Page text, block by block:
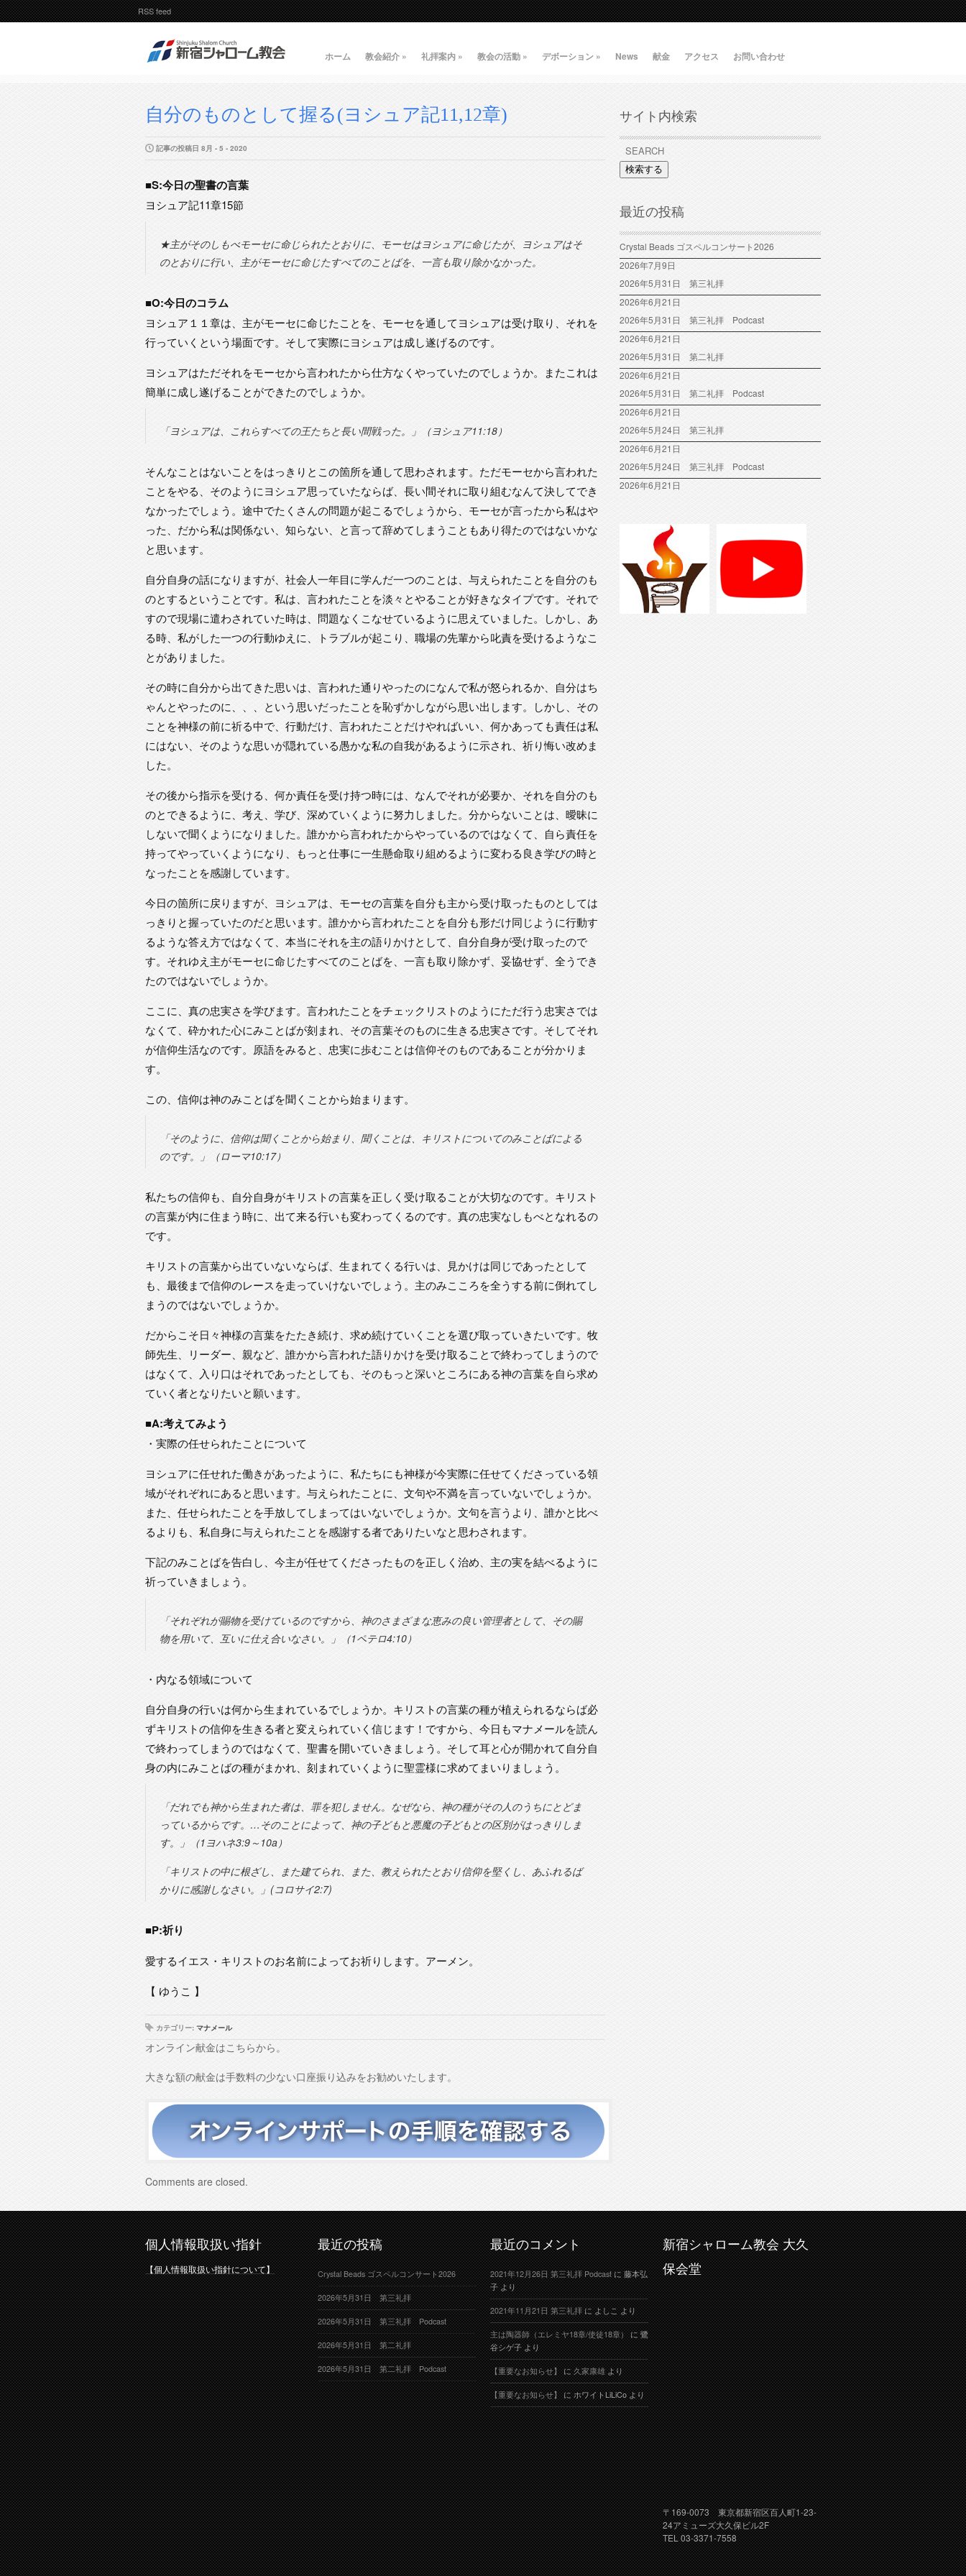
RSS feed
ホーム 教会紹介 » 礼拝案内 » 教会の活動 » デボーション » News 献金 アクセス お問い合わせ
自分のものとして握る(ヨシュア記11,12章)
記事の投稿日 8月 - 5 - 2020
■S:今日の聖書の言葉
ヨシュア記11章15節
★主がそのしもべモーセに命じられたとおりに、モーセはヨシュアに命じたが、ヨシュアはそ
のとおりに行い、主がモーセに命じたすべてのことばを、一言も取り除かなかった。
■O:今日のコラム
ヨシュア１１章は、主がモーセに命じたことを、モーセを通してヨシュアは受け取り、それを
行っていくという場面です。そして実際にヨシュアは成し遂げるのです。
ヨシュアはただそれをモーセから言われたから仕方なくやっていたのでしょうか。またこれは
簡単に成し遂げることができたのでしょうか。
「ヨシュアは、これらすべての王たちと長い間戦った。」（ヨシュア11:18）
そんなことはないことをはっきりとこの箇所を通して思わされます。ただモーセから言われた
ことをやる、そのようにヨシュア思っていたならば、長い間それに取り組むなんて決してでき
なかったでしょう。途中でたくさんの問題が起こるでしょうから、モーセが言ったから私はや
った、だから私は関係ない、知らない、と言って辞めてしまうこともあり得たのではないかな
と思います。
自分自身の話になりますが、社会人一年目に学んだ一つのことは、与えられたことを自分のも
のとするということです。私は、言われたことを淡々とやることが好きなタイプです。それで
すので現場に遣わされていた時は、問題なくこなせているように思えていました。しかし、あ
る時、私がした一つの行動ゆえに、トラブルが起こり、職場の先輩から叱責を受けるようなこ
とがありました。
その時に自分から出てきた思いは、言われた通りやったのになんで私が怒られるか、自分はち
ゃんとやったのに、、、という思いだったことを恥ずかしながら思い出します。しかし、その
ことを神様の前に祈る中で、行動だけ、言われたことだけやればいい、何かあっても責任は私
にはない、そのような思いが隠れている愚かな私の自我があるように示され、祈り悔い改めま
した。
その後から指示を受ける、何か責任を受け持つ時には、なんでそれが必要か、それを自分のも
のとできるように、考え、学び、深めていくように努力しました。分からないことは、曖昧に
しないで聞くようになりました。誰かから言われたからやっているのではなくて、自ら責任を
持ってやっていくようになり、もっと仕事に一生懸命取り組めるように変わる良き学びの時と
なったことを感謝しています。
今日の箇所に戻りますが、ヨシュアは、モーセの言葉を自分も主から受け取ったものとしては
っきりと握っていたのだと思います。誰かから言われたことを自分も形だけ同じように行動す
るような答え方ではなくて、本当にそれを主の語りかけとして、自分自身が受け取ったので
す。それゆえ主がモーセに命じたすべてのことばを、一言も取り除かず、妥協せず、全うでき
たのではないでしょうか。
ここに、真の忠実さを学びます。言われたことをチェックリストのようにただ行う忠実さでは
なくて、砕かれた心にみことばが刻まれ、その言葉そのものに生きる忠実さです。そしてそれ
が信仰生活なのです。原語をみると、忠実に歩むことは信仰そのものであることが分かりま
す。
この、信仰は神のみことばを聞くことから始まります。
「そのように、信仰は聞くことから始まり、聞くことは、キリストについてのみことばによる
のです。」（ローマ10:17）
私たちの信仰も、自分自身がキリストの言葉を正しく受け取ることが大切なのです。キリスト
の言葉が内に住まう時に、出て来る行いも変わってくるのです。真の忠実なしもべとなれるの
です。
キリストの言葉から出ていないならば、生まれてくる行いは、見かけは同じであったとして
も、最後まで信仰のレースを走っていけないでしょう。主のみこころを全うする前に倒れてし
まうのではないでしょうか。
だからこそ日々神様の言葉をたたき続け、求め続けていくことを選び取っていきたいです。牧
師先生、リーダー、親など、誰かから言われた語りかけを受け取ることで終わってしまうので
はなくて、入り口はそれであったとしても、そのもっと深いところにある神の言葉を自ら求め
ていく者となりたいと願います。
■A:考えてみよう
・実際の任せられたことについて
ヨシュアに任せれた働きがあったように、私たちにも神様が今実際に任せてくださっている領
域がそれぞれにあると思います。与えられたことに、文句や不満を言っていないでしょうか。
また、任せられたことを手放してしまってはいないでしょうか。文句を言うより、誰かと比べ
るよりも、私自身に与えられたことを感謝する者でありたいなと思わされます。
下記のみことばを告白し、今主が任せてくださったものを正しく治め、主の実を結べるように
祈っていきましょう。
「それぞれが賜物を受けているのですから、神のさまざまな恵みの良い管理者として、その賜
物を用いて、互いに仕え合いなさい。」（1ペテロ4:10）
・内なる領域について
自分自身の行いは何から生まれているでしょうか。キリストの言葉の種が植えられるならば必
ずキリストの信仰を生きる者と変えられていく信じます！ですから、今日もマナメールを読ん
で終わってしまうのではなくて、聖書を開いていきましょう。そして耳と心が開かれて自分自
身の内にみことばの種がまかれ、刻まれていくように聖霊様に求めてまいりましょう。
「だれでも神から生まれた者は、罪を犯しません。なぜなら、神の種がその人のうちにとどま
っているからです。…そのことによって、神の子どもと悪魔の子どもとの区別がはっきりしま
す。」（1ヨハネ3:9～10a）
「キリストの中に根ざし、また建てられ、また、教えられたとおり信仰を堅くし、あふれるば
かりに感謝しなさい。」(コロサイ2:7)
■P:祈り
愛するイエス・キリストのお名前によってお祈りします。アーメン。
【 ゆうこ 】
カテゴリー: マナメール
オンライン献金はこちらから。
大きな額の献金は手数料の少ない口座振り込みをお勧めいたします。
Comments are closed.
サイト内検索
検索する
最近の投稿
Crystal Beads ゴスペルコンサート2026
2026年7月9日
2026年5月31日 第三礼拝
2026年6月21日
2026年5月31日 第三礼拝 Podcast
2026年6月21日
2026年5月31日 第二礼拝
2026年6月21日
2026年5月31日 第二礼拝 Podcast
2026年6月21日
2026年5月24日 第三礼拝
2026年6月21日
2026年5月24日 第三礼拝 Podcast
2026年6月21日
個人情報取扱い指針
【個人情報取扱い指針について】
最近の投稿
Crystal Beads ゴスペルコンサート2026
2026年5月31日 第三礼拝
2026年5月31日 第三礼拝 Podcast
2026年5月31日 第二礼拝
2026年5月31日 第二礼拝 Podcast
最近のコメント
2021年12月26日 第三礼拝 Podcastに藤本弘
子より
2021年11月21日 第三礼拝によしこより
主は陶器師（エレミヤ18章/使徒18章）に鷺
谷シゲ子より
【重要なお知らせ】に久家康雄より
【重要なお知らせ】にホワイトLiLiCoより
新宿シャローム教会 大久
保会堂
〒169-0073 東京都新宿区百人町1-23-
24アミューズ大久保ビル2F
TEL 03-3371-7558